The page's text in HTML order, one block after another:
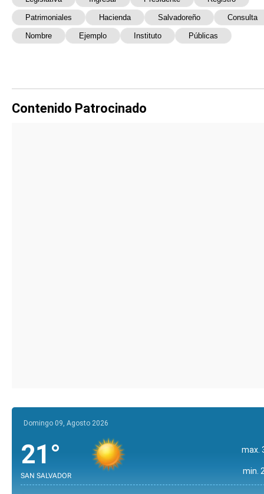
Patrimoniales Hacienda Salvadoreño Consulta
Nombre Ejemplo Instituto Públicas
Contenido Patrocinado
Domingo 09, Agosto 2026
21°
SAN SALVADOR
max.
min.